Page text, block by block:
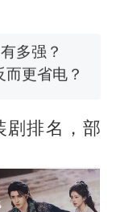
更省电？
考试，成绩
剧排名，部